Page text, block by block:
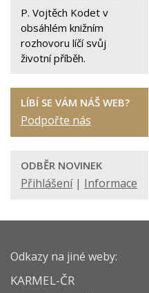
P. Vojtěch Kodet v
obsáhlém knižním
rozhovoru líčí svůj
životní příběh.
LÍBÍ SE VÁM NÁŠ WEB?
Podpořte nás
ODBĚR NOVINEK
Přihlášení| Informace
Odkazy na jiné weby:
KARMEL-ČR